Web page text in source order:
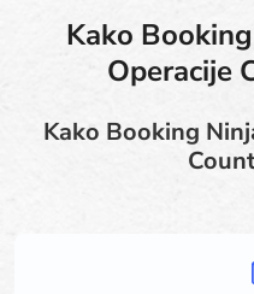
Kako
Operacije
Kako Booking